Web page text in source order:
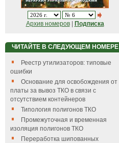
Архив номеров| Подписка
ЧИТАЙТЕ В СЛЕДУЮЩЕМ НОМЕРЕ
Реестр утилизаторов: типовые
ошибки
Основание для освобождения от
платы за вывоз ТКО в связи с
отсутствием контейнеров
Типология полигонов ТКО
Промежуточная и временная
изоляция полигонов ТКО
Переработка шипованных